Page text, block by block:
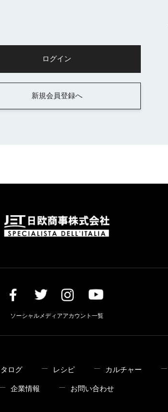
新規会員登録へ
ソーシャルメディアアカウント一覧
ログ レシピ カルチャー
企業情報 お問い合わせ